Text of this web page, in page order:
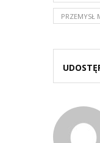
PRZEMYSŁ